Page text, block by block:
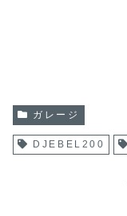
ガレージ
DJEBEL200